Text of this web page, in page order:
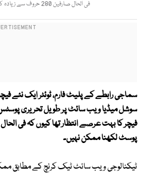
فی الحال صارفین 280 حروف سے زیادہ کی پوسٹ نہیں ڈال سکتے ہیں
سماجی رابطے کے پلیٹ فارم، ٹوئٹر ایک نئے
سوشل میڈیا ویب سائٹ پر طویل تحریری
پوسٹ لکھنا ممکن نہیں۔
ٹیکنالوجی ویب سائٹ ٹیک کرنچ کے مطابق